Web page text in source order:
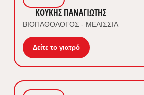
ΚΟΥΚΗΣ ΠΑΝΑΓΙΩΤΗΣ
ΒΙΟΠΑΘΟΛΟΓΟΣ - ΜΕΛΙΣΣΙΑ
Δείτε το γιατρό